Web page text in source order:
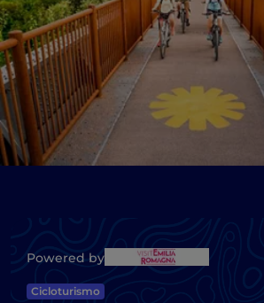
Powered by
Cicloturismo